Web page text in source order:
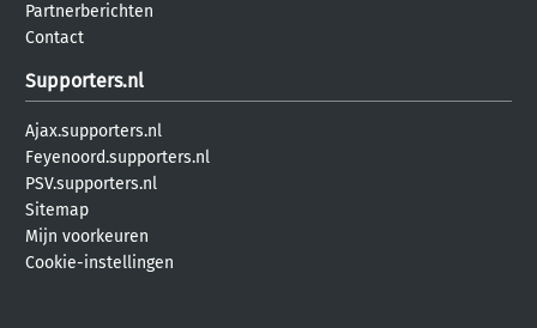
Partnerberichten
Contact
Supporters.nl
Ajax.supporters.nl
Feyenoord.supporters.nl
PSV.supporters.nl
Sitemap
Mijn voorkeuren
Cookie-instellingen